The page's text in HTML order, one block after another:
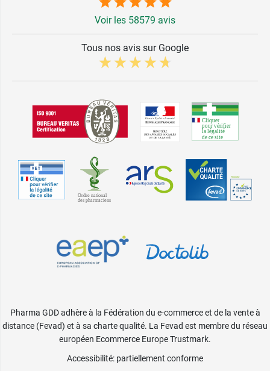
Voir les 58579 avis
Tous nos avis sur Google
Pharma GDD adhère à la Fédération du e-commerce et de la vente à
distance (Fevad) et à sa charte qualité. La Fevad est membre du réseau
européen Ecommerce Europe Trustmark.
Accessibilité: partiellement conforme